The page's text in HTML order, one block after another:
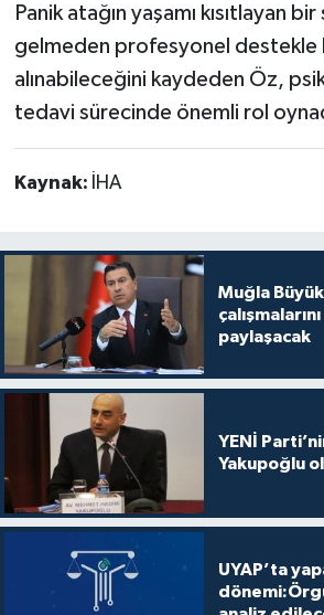
Panik atağın yaşamı kısıtlayan
gelmeden profesyonel destekle
alınabileceğini kaydeden Öz,
tedavi sürecinde önemli rol
Kaynak: İHA
Muğla
paylaşacak
YENİ
Yakupoğlu
UYAP’ta